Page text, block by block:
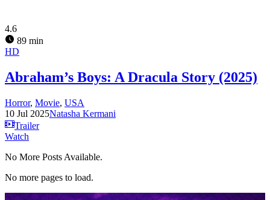
4.6
89 min
HD
Abraham’s Boys: A Dracula Story (2025)
Horror, Movie, USA
10 Jul 2025Natasha Kermani
Trailer
Watch
No More Posts Available.
No more pages to load.